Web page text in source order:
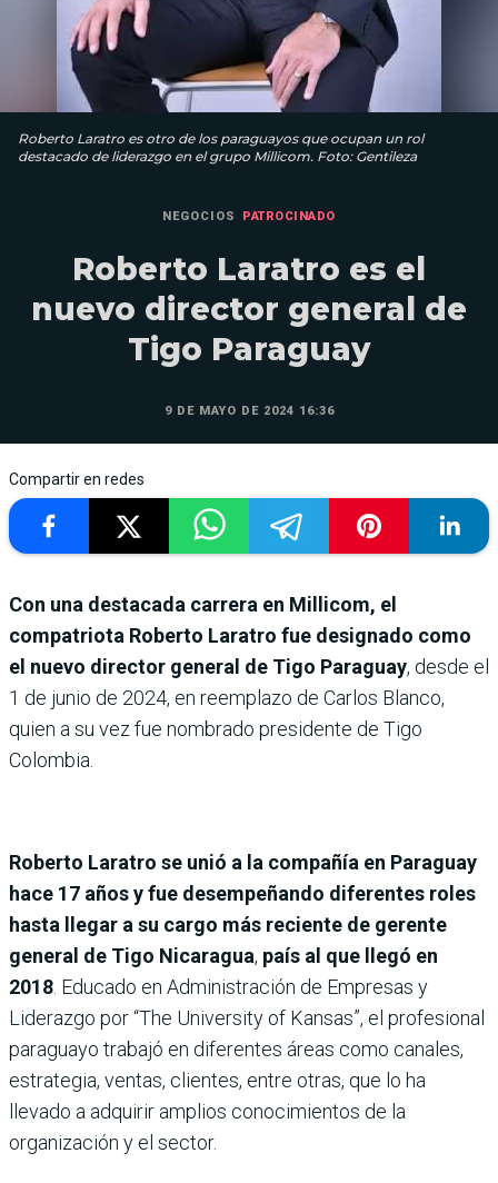
Roberto Laratro es otro de los paraguayos que ocupan un rol
destacado de liderazgo en el grupo Millicom. Foto: Gentileza
NEGOCIOS PATROCINADO
Roberto Laratro es el
nuevo director general de
Tigo Paraguay
9 DE MAYO DE 2024 16:36
Compartir en redes
Con una destacada carrera en Millicom, el
compatriota Roberto Laratro fue designado como
el nuevo director general de Tigo Paraguay, desde el
1 de junio de 2024, en reemplazo de Carlos Blanco,
quien a su vez fue nombrado presidente de Tigo
Colombia.
Roberto Laratro se unió a la compañía en Paraguay
hace 17 años y fue desempeñando diferentes roles
hasta llegar a su cargo más reciente de gerente
general de Tigo Nicaragua, país al que llegó en
2018 . Educado en Administración de Empresas y
Liderazgo por “The University of Kansas”, el profesional
paraguayo trabajó en diferentes áreas como canales,
estrategia, ventas, clientes, entre otras, que lo ha
llevado a adquirir amplios conocimientos de la
organización y el sector.